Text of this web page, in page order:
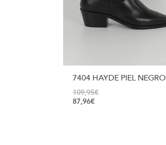
7404 HAYDE PIEL NEGRO
109,95€
87,96€